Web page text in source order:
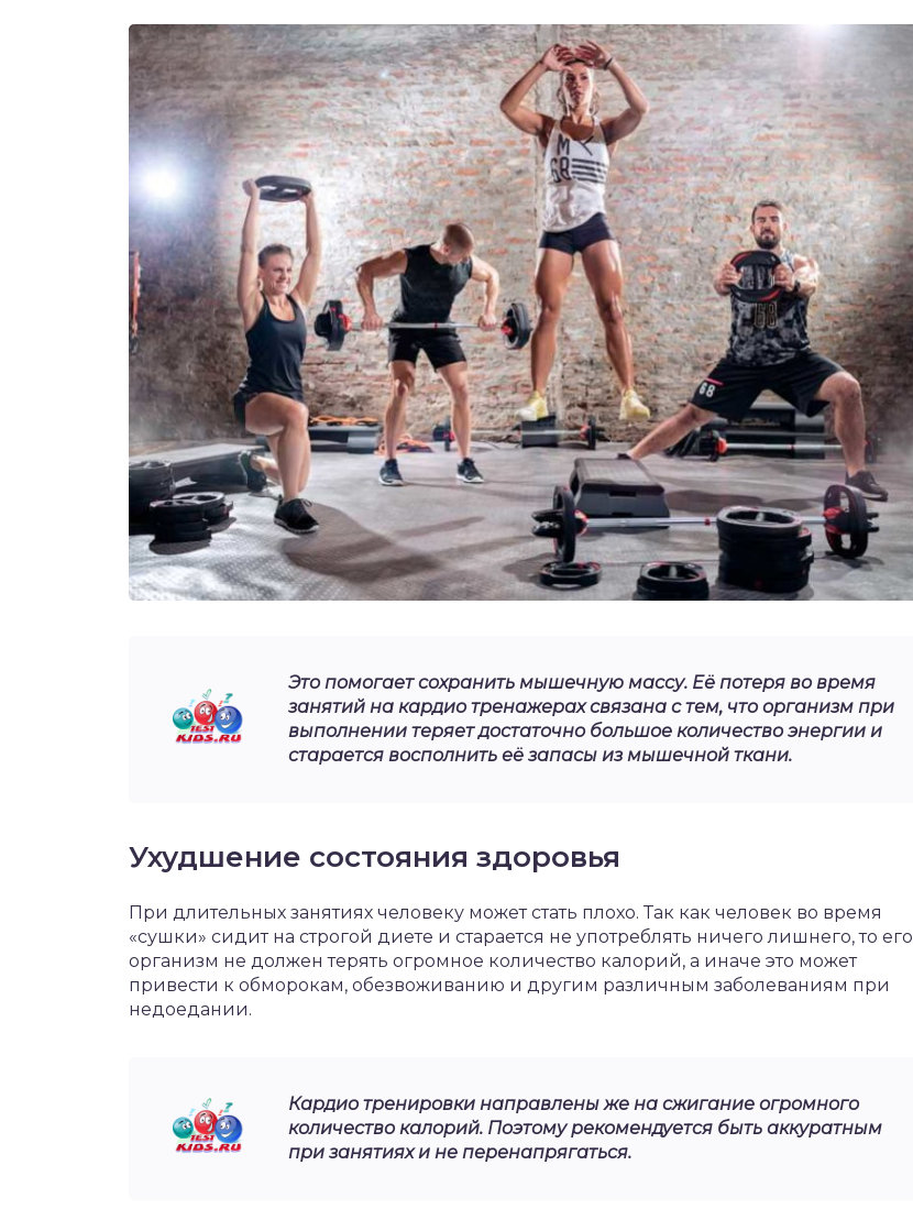
Это помогает сохранить мышечную массу. Её потеря во время
занятий на кардио тренажерах связана с тем, что организм при
выполнении теряет достаточно большое количество энергии и
старается восполнить её запасы из мышечной ткани.
Ухудшение состояния здоровья
При длительных занятиях человеку может стать плохо. Так как человек во время
«сушки» сидит на строгой диете и старается не употреблять ничего лишнего, то его
организм не должен терять огромное количество калорий, а иначе это может
привести к обморокам, обезвоживанию и другим различным заболеваниям при
недоедании.
Кардио тренировки направлены же на сжигание огромного
количество калорий. Поэтому рекомендуется быть аккуратным
при занятиях и не перенапрягаться.